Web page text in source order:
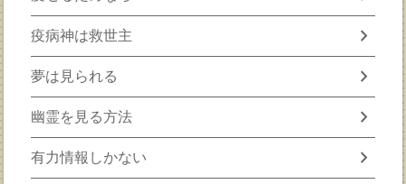
疫病神は救世主 chevron_right
夢は見られる chevron_right
幽霊を見る方法 chevron_right
有力情報しかない chevron_right